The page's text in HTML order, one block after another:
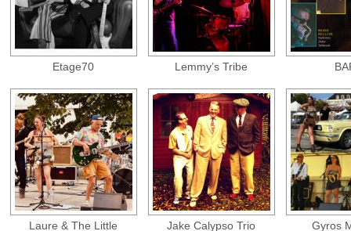
Etage70 Lemmy’s Tribe
Laure & The Little
Jake Calypso Trio Gyros